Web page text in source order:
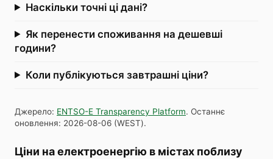
Наскільки точні ці дані?
Як перенести споживання на дешевші
години?
Коли публікуються завтрашні ціни?
Джерело: ENTSO-E Transparency Platform. Останнє
оновлення: 2026-08-06 (WEST).
Ціни на електроенергію в містах поблизу